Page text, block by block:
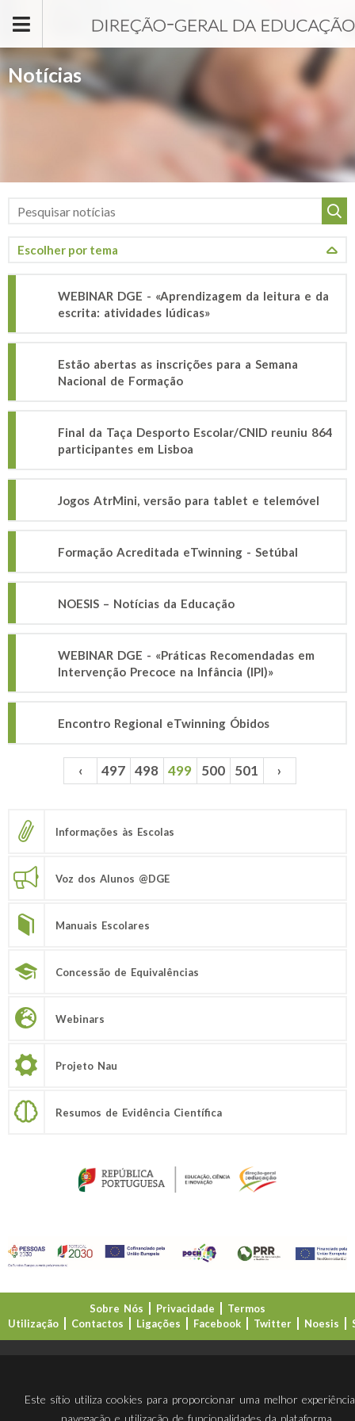
Notícias
WEBINAR DGE - «Aprendizagem da leitura e da
escrita: atividades lúdicas»
Estão abertas as inscrições para a Semana
Nacional de Formação
Final da Taça Desporto Escolar/CNID reuniu 864
participantes em Lisboa
Jogos AtrMini, versão para tablet e telemóvel
Formação Acreditada eTwinning - Setúbal
NOESIS – Notícias da Educação
WEBINAR DGE - «Práticas Recomendadas em
Intervenção Precoce na Infância (IPI)»
Encontro Regional eTwinning Óbidos
Páginas ‹ 497 498 499 500 501 ›
Informações às Escolas
Voz dos Alunos @DGE
Manuais Escolares
Concessão de Equivalências
Webinars
Projeto Nau
Resumos de Evidência Científica
Sobre Nós Privacidade
Termos
Utilização
Contactos Ligações Facebook Twitter Noesis
Este sítio utiliza cookies para proporcionar uma melhor
navegação e utilização de funcionalidades da plataforma.